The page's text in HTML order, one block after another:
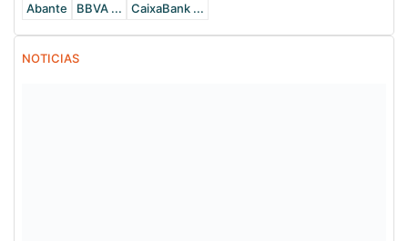
Abante
BBVA ... CaixaBank ...
NOTICIAS